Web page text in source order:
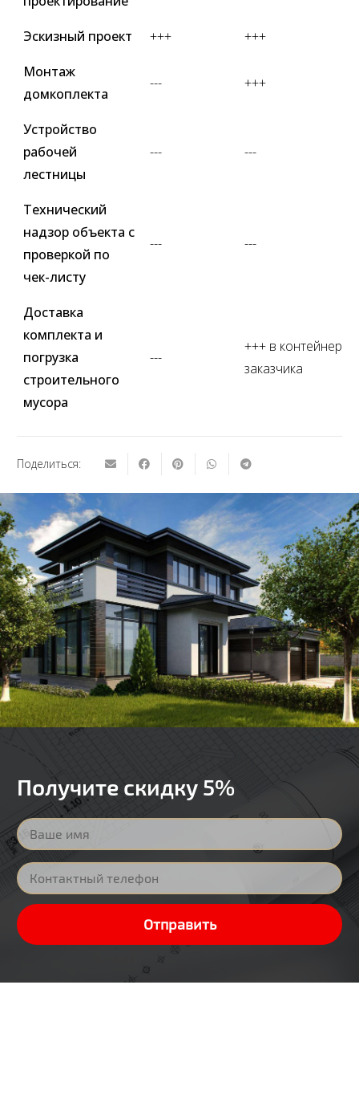
Эскизный проект
+++
+++
Монтаж
домкоплекта
--- +++
Устройство
рабочей
лестницы
--- ---
Технический
надзор объекта с
проверкой по
чек-листу
--- ---
Доставка
комплекта и
погрузка
строительного
мусора
---
+++ в контейнер
заказчика
Поделиться:
Получите скидку 5%